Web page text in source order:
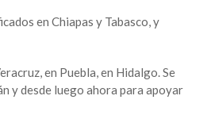
en Chiapas y Tabasco, y
en Puebla, en Hidalgo. Se
y desde luego ahora para apoyar